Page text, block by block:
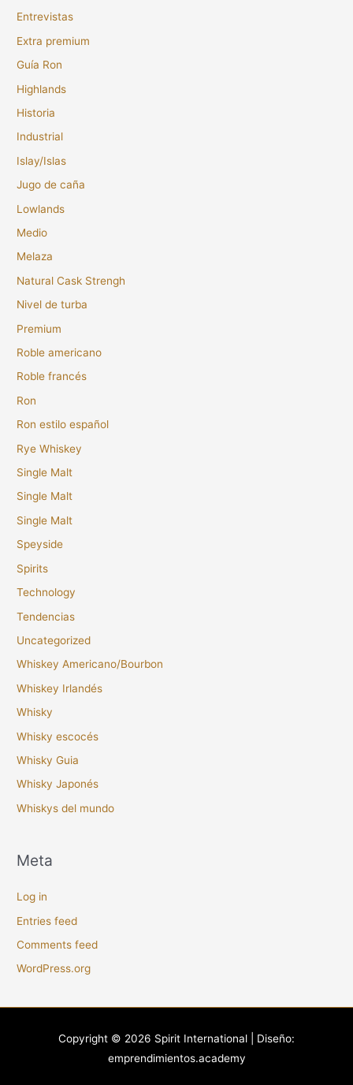
Entrevistas
Extra premium
Guía Ron
Highlands
Historia
Industrial
Islay/Islas
Jugo de caña
Lowlands
Medio
Melaza
Natural Cask Strengh
Nivel de turba
Premium
Roble americano
Roble francés
Ron
Ron estilo español
Rye Whiskey
Single Malt
Single Malt
Single Malt
Speyside
Spirits
Technology
Tendencias
Uncategorized
Whiskey Americano/Bourbon
Whiskey Irlandés
Whisky
Whisky escocés
Whisky Guia
Whisky Japonés
Whiskys del mundo
Meta
Log in
Entries feed
Comments feed
WordPress.org
Copyright © 2026 Spirit International | Diseño:
emprendimientos.academy